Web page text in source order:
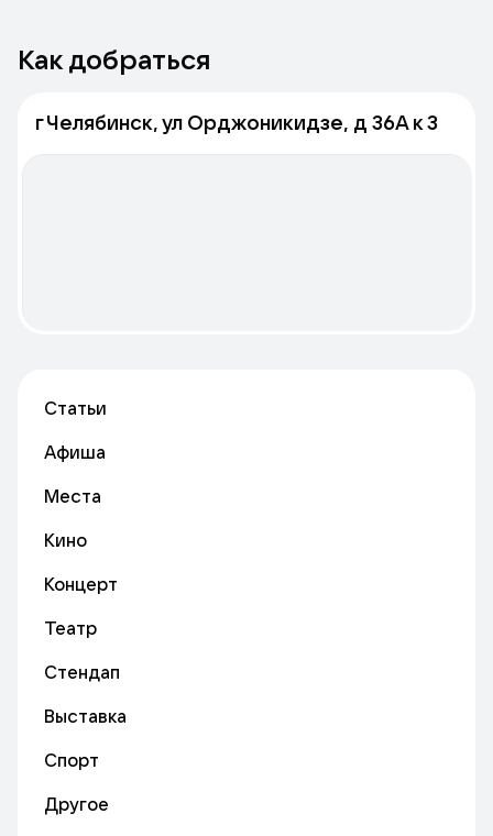
Как добраться
г Челябинск, ул Орджоникидзе, д 36А к 3
Статьи
Афиша
Места
Кино
Концерт
Театр
Стендап
Выставка
Спорт
Другое